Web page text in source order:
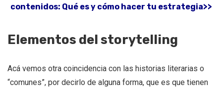
contenidos: Qué es y cómo hacer tu estrategia>>
Elementos del storytelling
Acá vemos otra coincidencia con las historias literarias o
“comunes”, por decirlo de alguna forma, que es que tienen